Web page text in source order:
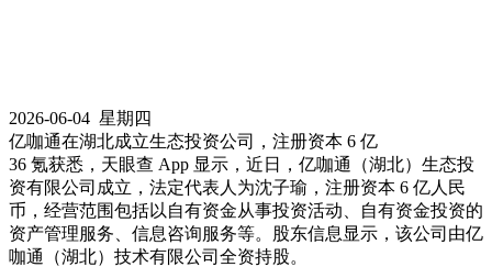
2026-06-04 星期四
亿咖通在湖北成立生态投资公司，注册资本 6 亿
36 氪获悉，天眼查 App 显示，近日，亿咖通（湖北）生态投
资有限公司成立，法定代表人为沈子瑜，注册资本 6 亿人民
币，经营范围包括以自有资金从事投资活动、自有资金投资的
资产管理服务、信息咨询服务等。股东信息显示，该公司由亿
咖通（湖北）技术有限公司全资持股。